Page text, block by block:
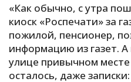
К
«Как обычно, с утра
киоск «Роспечати» за
пожилой, пенсионер,
информацию из газет.
улице привычном месте
осталось, даже